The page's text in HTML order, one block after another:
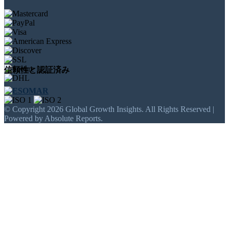
信頼性と認証済み
© Copyright 2026 Global Growth Insights. All Rights Reserved |
Powered by Absolute Reports.